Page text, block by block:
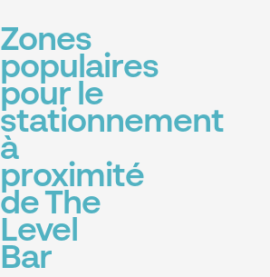
Zones
populaires
pour le
stationnement
à
proximité
de The
Level
Bar